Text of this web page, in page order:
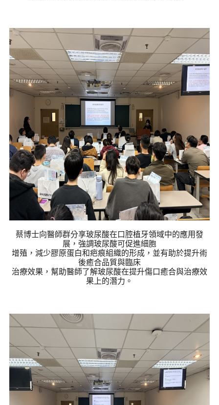
蔡博士向醫師群分享玻尿酸在口腔植牙領域中的應用發
展，強調玻尿酸可促進細胞
增殖，減少膠原蛋白和疤痕組織的形成 ， 並有助於提升術
後癒合品質與臨床
治療效果，幫助醫師了解玻尿酸在提升傷口癒合與治療效
果上的潛力。